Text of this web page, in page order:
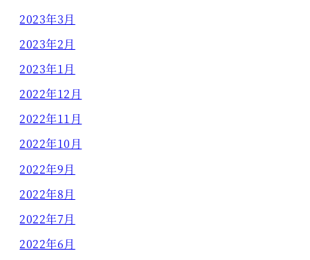
2023年3月
2023年2月
2023年1月
2022年12月
2022年11月
2022年10月
2022年9月
2022年8月
2022年7月
2022年6月